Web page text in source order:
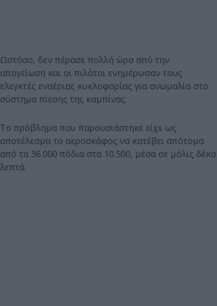
Ωστόσο, δεν πέρασε πολλή ώρα από την
απογείωση και οι πιλότοι ενημέρωσαν τους
ελεγκτές εναέριας κυκλοφορίας για ανωμαλία στο
σύστημα πίεσης της καμπίνας.
Το πρόβλημα που παρουσιάστηκε είχε ως
αποτέλεσμα το αεροσκάφος να κατέβει απότομα
από τα 36.000 πόδια στα 10.500, μέσα σε μόλις δέκα
λεπτά.